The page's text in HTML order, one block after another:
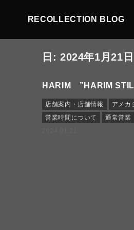
RECOLLECTION BLOG
日: 2024年1月21日
HARIM ”HARIM
店舗案内・店舗情報 アメカ
営業時間について
通常営業